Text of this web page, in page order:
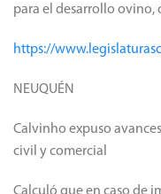
para el desarrollo ovino,
https://
NEUQUÉN
Calvinho expuso
civil y comercial